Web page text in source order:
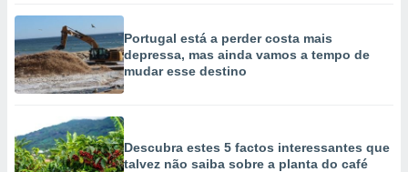
Portugal está a perder costa mais
depressa, mas ainda vamos a tempo de
mudar esse destino
Descubra estes 5 factos interessantes que
talvez não saiba sobre a planta do café